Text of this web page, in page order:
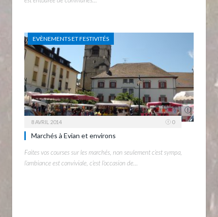
EVÈNEMENTS ET FESTIVITÉS
8 AVRIL 2014 0
Marchés à Evian et environs
Faites vos courses sur les marchés, non seulement c’est sympa,
l’ambiance est conviviale, c’est l’occasion de…